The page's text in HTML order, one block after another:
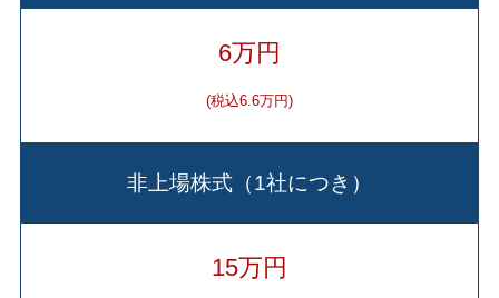
6万円
(税込6.6万円)
非上場株式（1社につき）
15万円